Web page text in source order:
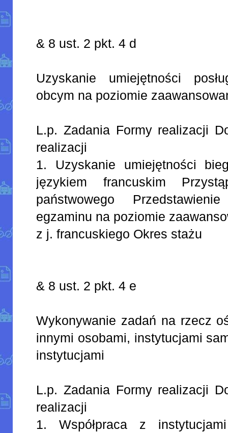
& 8 ust. 2 pkt. 4 d
Uzyskanie umiejętności
obcym na poziomie
L.p. Zadania Formy realizacji
realizacji
1. Uzyskanie umiejętności
językiem francuskim
państwowego
egzaminu na poziomie
z j. francuskiego Okres stażu
& 8 ust. 2 pkt. 4 e
Wykonywanie zadań na rzecz
innymi osobami, instytucjami
instytucjami
L.p. Zadania Formy realizacji
realizacji
1. Współpraca z